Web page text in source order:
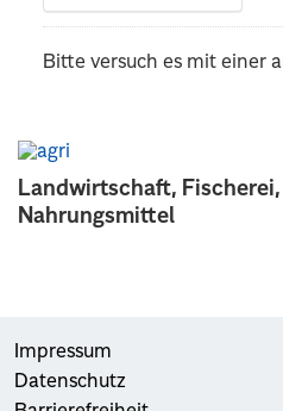
Landwirtschaft,
Nahrungsmittel
Bitte versuch es mit einer
Impressum
Datenschutz